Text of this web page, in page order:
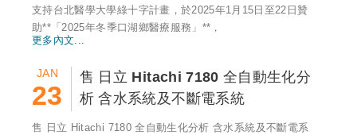
支持台北醫學大學綠十字計畫，於2025年1月15日至22日贊
助**「2025年冬季口湖鄉醫療服務」**，
更多內文...
JAN
23
售 日立 Hitachi 7180 全自動生化分
析 含水系統及不斷電系統
售 日立 Hitachi 7180 全自動生化分析 含水系統及不斷電系